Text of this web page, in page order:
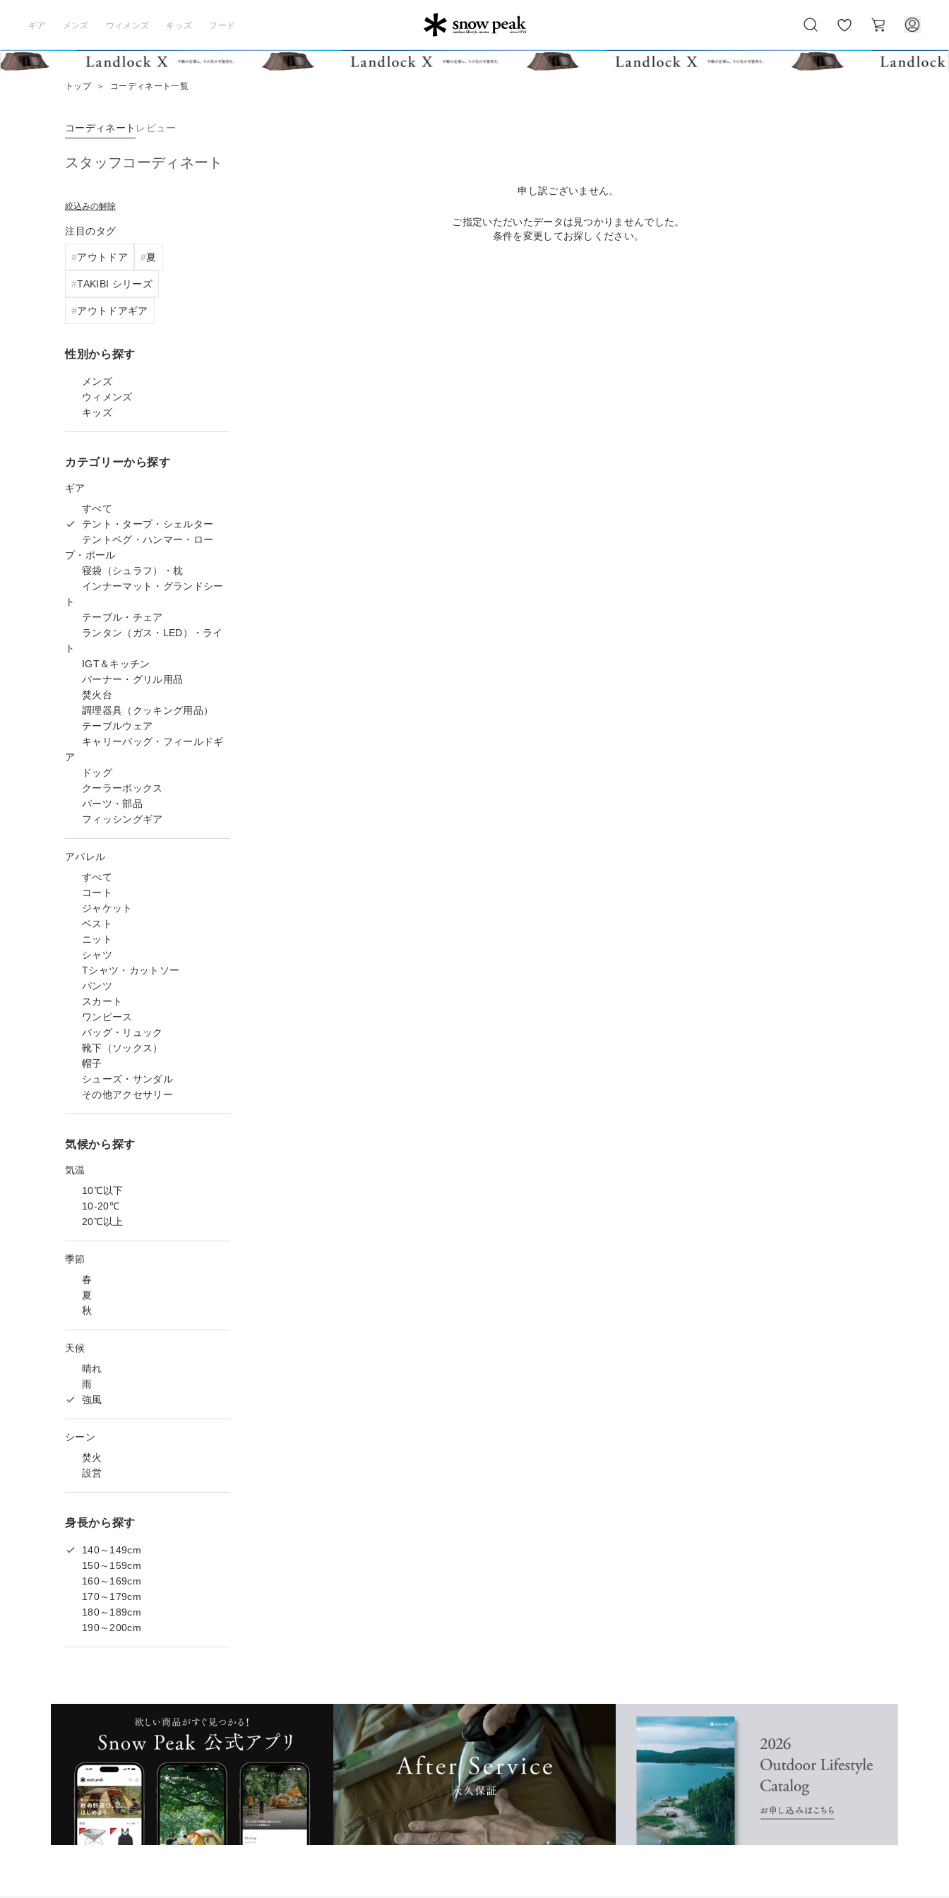
ギア メンズ ウィメンズ キッズ フード
気
に
ー
ト
トップ ＞ コーディネート一覧
コーディネート レビュー
スタッフコーディネート
絞込みの解除
注目のタグ
アウトドア 夏
TAKIBI シリーズ
アウトドアギア
性別から探す
メンズ
ウィメンズ
キッズ
カテゴリーから探す
ギア
すべて
テント・タープ・シェルター
テントペグ・ハンマー・ロー
プ・ポール
寝袋（シュラフ）・枕
インナーマット・グランドシー
ト
テーブル・チェア
ランタン（ガス・LED）・ライ
ト
IGT＆キッチン
バーナー・グリル用品
焚火台
調理器具（クッキング用品）
テーブルウェア
キャリーバッグ・フィールドギ
ア
ドッグ
クーラーボックス
パーツ・部品
フィッシングギア
アパレル
すべて
コート
ジャケット
ベスト
ニット
シャツ
Tシャツ・カットソー
パンツ
スカート
ワンピース
バッグ・リュック
靴下（ソックス）
帽子
シューズ・サンダル
その他アクセサリー
気候から探す
気温
10℃以下
10-20℃
20℃以上
季節
春
夏
秋
天候
晴れ
雨
強風
シーン
焚火
設営
身長から探す
140～149cm
150～159cm
160～169cm
170～179cm
180～189cm
190～200cm
申し訳ございません。
ご指定いただいたデータは見つかりませんでした。
条件を変更してお探しください。